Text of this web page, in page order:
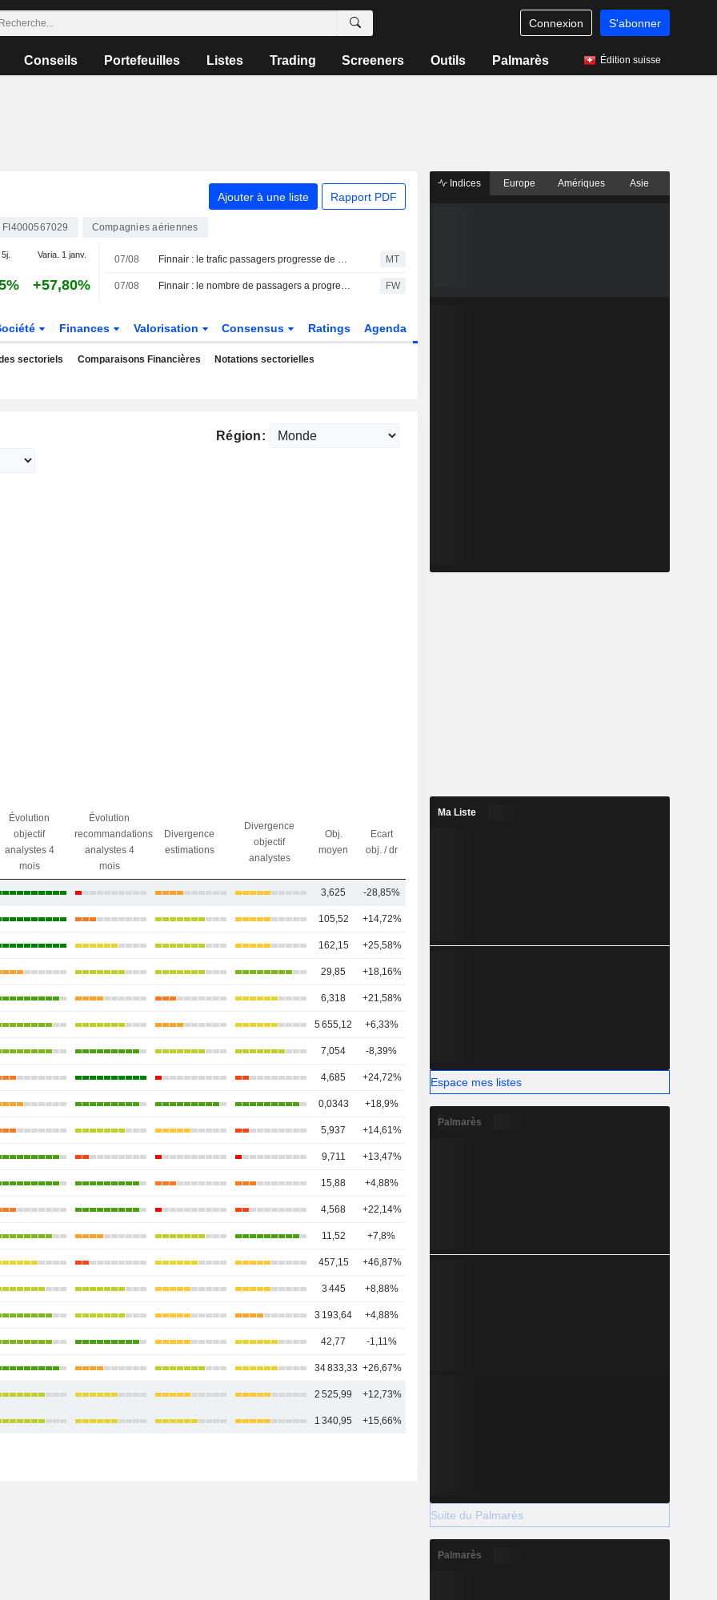
Connexion S'abonner
Conseils Portefeuilles Listes Trading Screeners Outils Palmarès Édition suisse
Ajouter à une liste Rapport PDF
FI4000567029 Compagnies aériennes
Varia. 1 janv.
+57,80%
07/08 Finnair : le trafic passagers progresse de 9,3 % en juillet MT
07/08 Finnair : le nombre de passagers a progressé de 9,3 % en juillet FW
Finances Valorisation Consensus Ratings Agenda
sectoriels Comparaisons Financières Notations sectorielles
Région:
Évolution
objectif
analystes 4
mois
Évolution
recommandations
analystes 4
mois
Divergence
estimations
Divergence
objectif
analystes
Obj.
moyen
Ecart
obj. / dr
3,625 -28,85%
105,52 +14,72%
162,15 +25,58% 23
29,85 +18,16%
6,318 +21,58%
5 655,12 +6,33%
7,054 -8,39%
4,685 +24,72% 8
0,0343 +18,9% 7
5,937 +14,61%
9,711 +13,47%
15,88 +4,88%
4,568 +22,14%
11,52 +7,8%
457,15 +46,87%
3 445 +8,88%
3 193,64 +4,88%
42,77 -1,11%
34 833,33 +26,67%
2 525,99 +12,73%
1 340,95 +15,66%
Indices Europe Amériques Asie
Ma Liste
Espace mes listes
Palmarès
Suite du Palmarès
Palmarès